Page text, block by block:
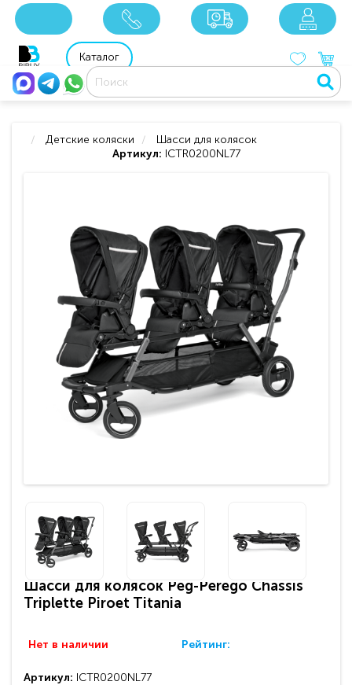
8 800 201 92 06
Каталог
Детские коляски
Шасси для колясок
Артикул: ICTR0200NL77
Шасси для колясок Peg-Perego Chassis
Triplette Piroet Titania
Нет в наличии Рейтинг:
Артикул: ICTR0200NL77
xxx